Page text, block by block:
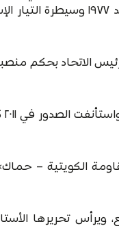
تحريرها عبدالمحسن الفرحان، ثم محمد سلمان غانم، وحينذاك تميزت بخطها اليساري،
أول رئيس تحرير لها هو رئيس الاتحاد
لسان
في العام ١٩٩٠ عن «حركة المقاومة
للنشر والتوزيع، ويرأس تحريرها